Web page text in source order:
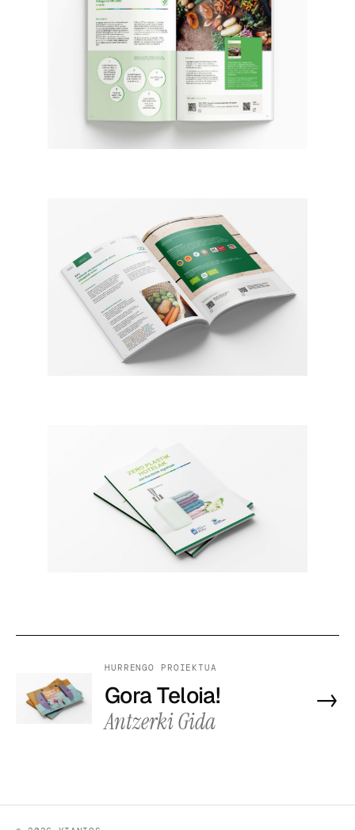
HURRENGO PROIEKTUA
Gora Teloia!
Antzerki Gida
→